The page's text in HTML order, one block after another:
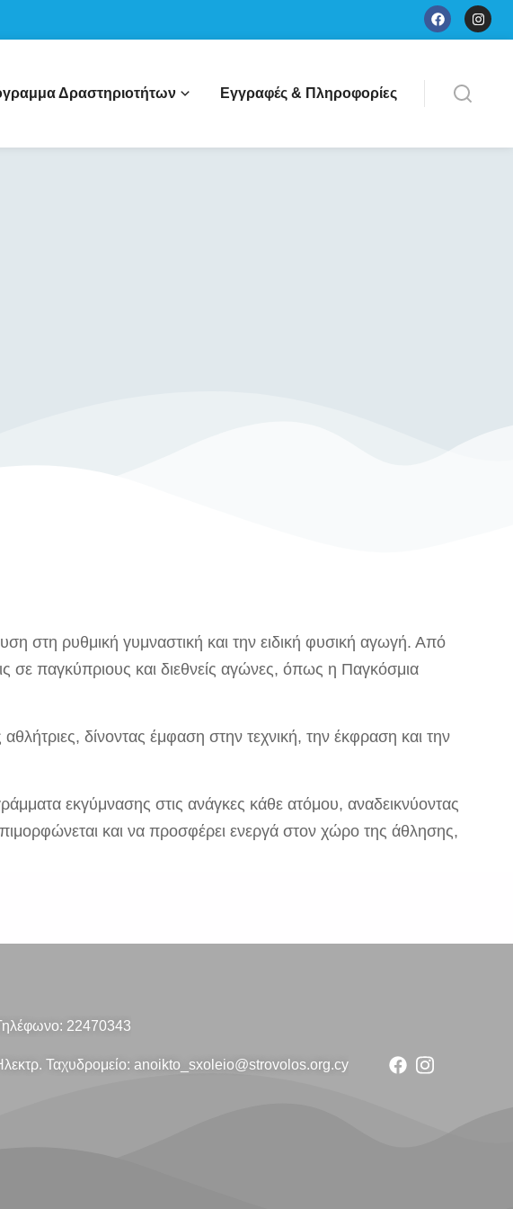
Δραστηριοτήτων Εγγραφές & Πληροφορίες
στη ρυθμική γυμναστική και την ειδική φυσική αγωγή. Από
σε παγκύπριους και διεθνείς αγώνες, όπως η Παγκόσμια
δίνοντας έμφαση στην τεχνική, την έκφραση και την
εκγύμνασης στις ανάγκες κάθε ατόμου, αναδεικνύοντας
και να προσφέρει ενεργά στον χώρο της άθλησης,
22470343
Ταχυδρομείο: anoikto_sxoleio@strovolos.org.cy